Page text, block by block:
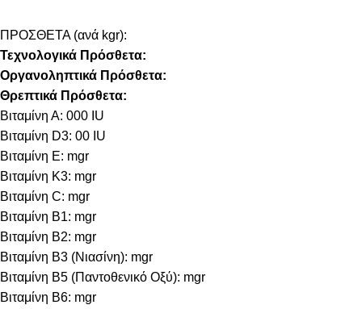
ΠΡΟΣΘΕΤΑ (ανά kgr):
Τεχνολογικά Πρόσθετα:
Οργανοληπτικά Πρόσθετα:
Θρεπτικά Πρόσθετα:
Βιταμίνη Α: 000 IU
Βιταμίνη D3: 00 IU
Βιταμίνη E: mgr
Βιταμίνη Κ3: mgr
Βιταμίνη C: mgr
Βιταμίνη B1: mgr
Βιταμίνη B2: mgr
Βιταμίνη B3 (Νιασίνη): mgr
Βιταμίνη B5 (Παντοθενικό Οξύ): mgr
Βιταμίνη B6: mgr